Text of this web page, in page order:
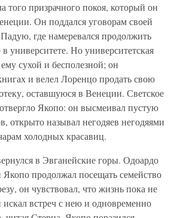
того призрачного покоя, который он
Он поддался уговорам своей
где намеревался продолжить
в университете. Но университетская
ему сухой и бесполезной; он
и велел Лоренцо продать свою
оставшуюся в Венеции. Светское
Якопо: он высмеивал пустую
открыто называл негодяев негодяями
холодных красавиц.
в Эвганейские горы. Одоардо
Якопо продолжал посещать семейство
он чувствовал, что жизнь пока не
встреч с нею и одновременно